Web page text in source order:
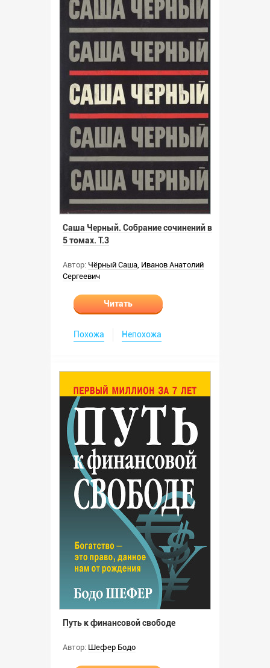
Саша Черный. Собрание сочинений в
5 томах. Т.3
Автор: Чёрный Саша, Иванов Анатолий
Сергеевич
Читать
Похожа Непохожа
Путь к финансовой свободе
Автор: Шефер Бодо